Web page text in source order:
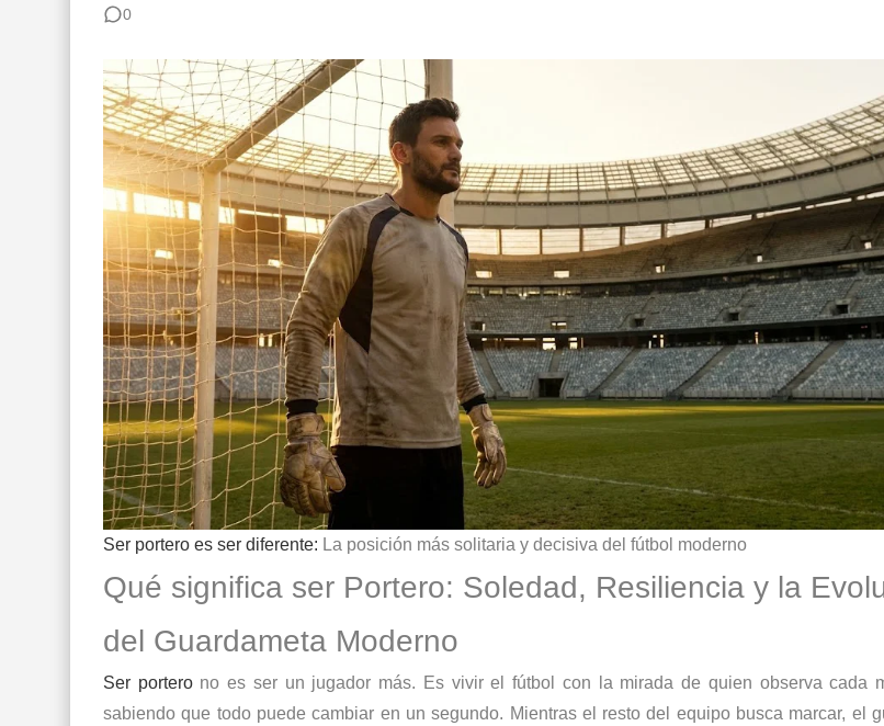
80 ejercicios físicos para porteros de fútbol
Los 12 Ejercicios Esenciales para Porteros en Casa Sin Material
Reglas de Fútbol para Porteros (2026): Guía Definitiva y Novedades IFAB
0
Ser portero es ser diferente: La posición más solitaria y decisiva del fútbol moderno
Qué significa ser Portero: Soledad, Resiliencia y la
del Guardameta Moderno
Ser porterono es ser un jugador más. Es vivir el fútbol con la mirada de quien observa cada
sabiendo que todo puede cambiar en un segundo. Mientras el resto del equipo busca marcar, el